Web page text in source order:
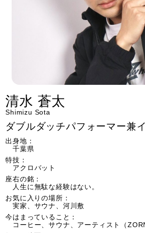
清水 蒼太
Shimizu Sota
ダブルダッチパフォーマー兼
出身地：
千葉県
特技：
アクロバット
座右の銘：
人生に無駄な経験はない。
お気に入りの場所：
実家、サウナ、河川敷
今はまっていること：
コーヒー、サウナ、アーティスト（